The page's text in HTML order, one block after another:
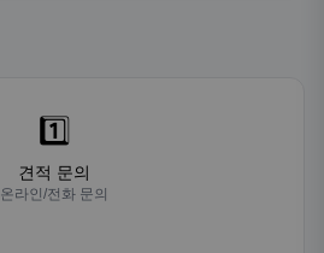
1️⃣
견적 문의
온라인/전화 문의